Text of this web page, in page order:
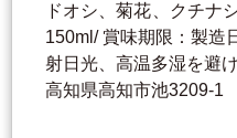
ドオシ、菊花、クチナ
150ml/ 賞味期限：製
射日光、高温多湿を避
高知県高知市池3209-1